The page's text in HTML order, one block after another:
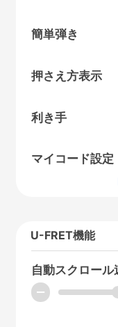
簡単弾き
押さえ方表示
利き手
マイコード設定
U-FRET機能
自動スクロール
ー